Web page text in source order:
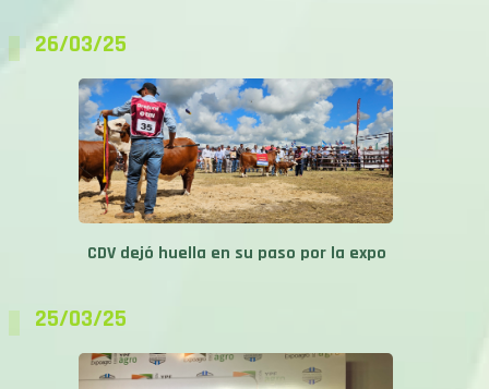
26/03/25
CDV dejó huella en su paso por la expo
25/03/25